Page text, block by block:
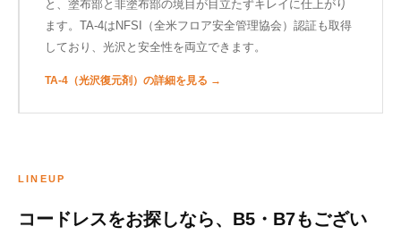
と、塗布部と非塗布部の境目が目立たずキレイに仕上がり
ます。TA-4はNFSI（全米フロア安全管理協会）認証も取得
しており、光沢と安全性を両立できます。
TA-4（光沢復元剤）の詳細を見る →
LINEUP
コードレスをお探しなら、B5・B7もござい